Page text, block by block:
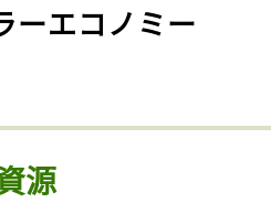
ーエコノミー
源